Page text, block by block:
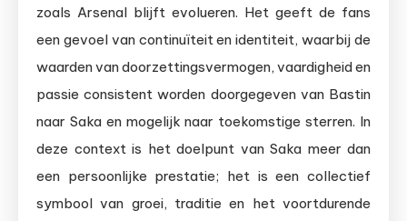
zoals Arsenal blijft evolueren. Het geeft de fans
een gevoel van continuïteit en identiteit, waarbij de
waarden van doorzettingsvermogen, vaardigheid en
passie consistent worden doorgegeven van Bastin
naar Saka en mogelijk naar toekomstige sterren. In
deze context is het doelpunt van Saka meer dan
een persoonlijke prestatie; het is een collectief
symbool van groei, traditie en het voortdurende